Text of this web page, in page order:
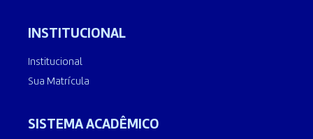
INSTITUCIONAL
Institucional
Sua Matrícula
SISTEMA ACADÊMICO